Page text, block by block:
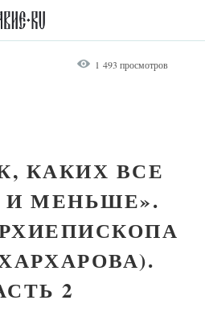
1 493 просмотров
КАКИХ ВСЕ
МЕНЬШЕ».
2